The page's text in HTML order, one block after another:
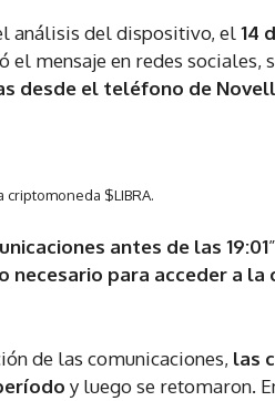
análisis del dispositivo, el14
mensaje en redes sociales,
desde el teléfono de
$LIBRA.
antes de las 19:01
necesario para acceder a
de las comunicaciones, las
y luego se retomaron.